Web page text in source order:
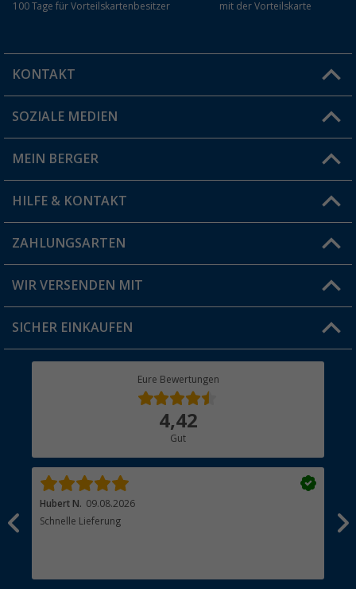
100 Tage für Vorteilskartenbesitzer
mit der Vorteilskarte
KONTAKT
Du hast eine Frage?
Filiale finden
SOZIALE MEDIEN
MEIN BERGER
Vorteilskarte
Blog
Jobs & Karriere
HILFE & KONTAKT
FAQ & Kontakt
Versandinformationen
Rücksendung
ZAHLUNGSARTEN
WIR VERSENDEN MIT
SICHER EINKAUFEN
Eure Bewertungen
4,42
Gut
Hubert N. 09.08.2026
Schnelle Lieferung